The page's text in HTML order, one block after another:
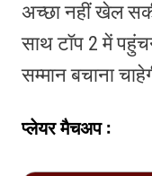
अच्छा नहीं खेल
साथ टॉप 2 में
सम्मान बचाना
प्लेयर मैचअप :